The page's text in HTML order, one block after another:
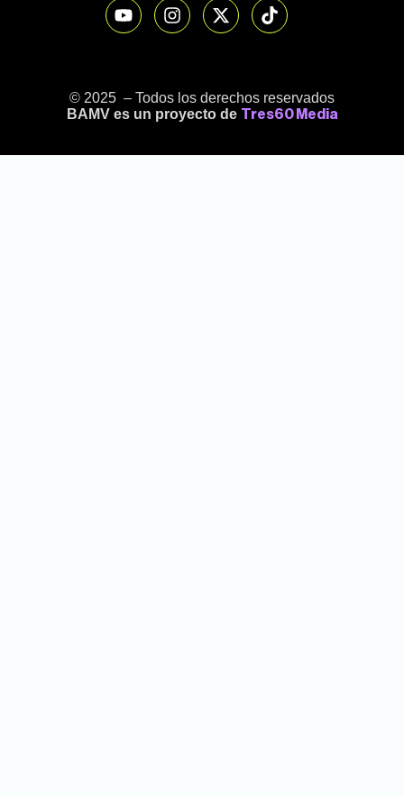
© 2025 – Todos los derechos reservados
BAMV es un proyecto de Tres60 Media